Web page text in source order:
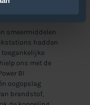
smeermiddelen
hadden
toegankelijke
ons met de
BI
oogopslag
brandstof,